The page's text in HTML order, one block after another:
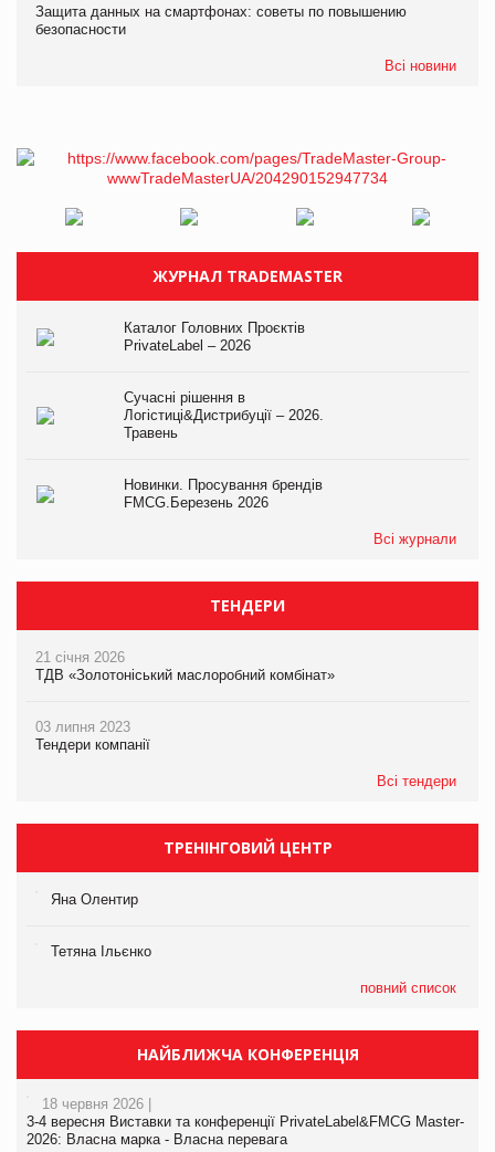
Защита данных на смартфонах: советы по повышению
безопасности
Всі новини
ЖУРНАЛ TRADEMASTER
Каталог Головних Проєктів
PrivateLabel – 2026
Сучасні рішення в
Логістиці&Дистрибуції – 2026.
Травень
Новинки. Просування брендів
FMCG.Березень 2026
Всі журнали
ТЕНДЕРИ
21 січня 2026
ТДВ «Золотоніський маслоробний комбінат»
03 липня 2023
Тендери компанії
Всі тендери
ТРЕНІНГОВИЙ ЦЕНТР
Яна Олентир
Тетяна Ільєнко
повний список
НАЙБЛИЖЧА КОНФЕРЕНЦІЯ
18 червня 2026 |
3-4 вересня Виставки та конференції PrivateLabel&FMCG Master-
2026: Власна марка - Власна перевага